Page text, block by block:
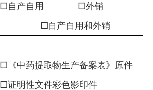
□自产自用 □外销
□自产自用和外销
□《中药提取物生产备案表》原件
□证明性文件彩色影印件